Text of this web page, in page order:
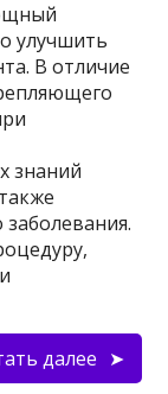
улучшить
В отличие
знаний
далее